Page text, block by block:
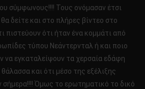
σύμφωνους!!!! Τους ονόμασαν έτσι
δείτε και στο πλήρες βίντεο στο
πιστεύουν ότι ήταν ένα κομμάτι από
τύπου Νεάντερνταλ ή και ποιο
να εγκαταλείψουν τα χερσαία εδάφη
και ότι μέσο της εξέλιξης
σήμερα!!!! Όμως το ερωτηματικό το δικό